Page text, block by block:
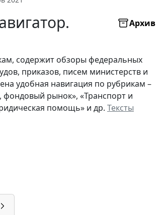
Архив
содержит обзоры федеральных
приказов, писем министерств и
удобная навигация по рубрикам –
фондовый рынок», «Транспорт и
помощь» и др. Тексты